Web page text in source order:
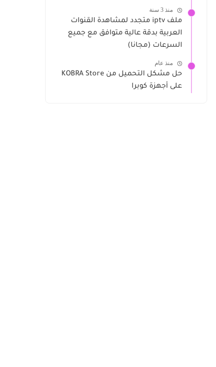
منذ 3 سنة
ملف iptv متجدد لمشاهدة القنوات
العربية بدقة عالية متوافق مع جميع
السرعات (مجانا)
منذ عام
حل مشكل التحميل من KOBRA Store
على أجهزة كوبرا